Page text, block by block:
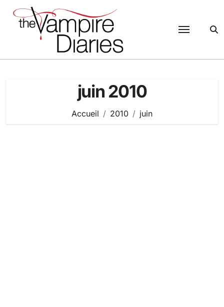
contenu
juin 2010
Accueil 2010 juin